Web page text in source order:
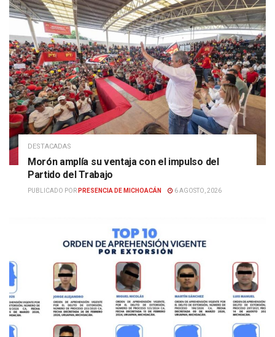
DESTACADAS
Morón amplía su ventaja con el impulso del
Partido del Trabajo
PUBLICADO POR PRESENCIA DE MICHOACÁN 6 AGOSTO, 2026